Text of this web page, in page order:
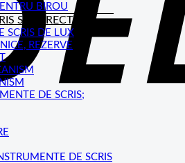
BIROU
SI CORECTAT
SCRIS DE LUX
REZERVE
DE SCRIS;
DE SCRIS